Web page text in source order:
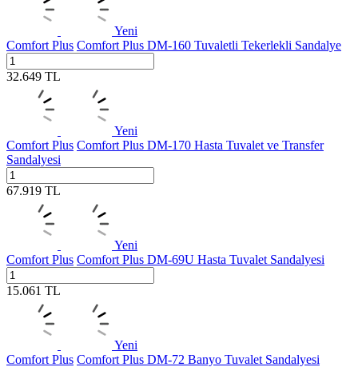
Yeni
Comfort Plus Comfort Plus DM-160 Tuvaletli Tekerlekli Sandalye
32.649 TL
Yeni
Comfort Plus Comfort Plus DM-170 Hasta Tuvalet ve Transfer
Sandalyesi
67.919 TL
Yeni
Comfort Plus Comfort Plus DM-69U Hasta Tuvalet Sandalyesi
15.061 TL
Yeni
Comfort Plus Comfort Plus DM-72 Banyo Tuvalet Sandalyesi